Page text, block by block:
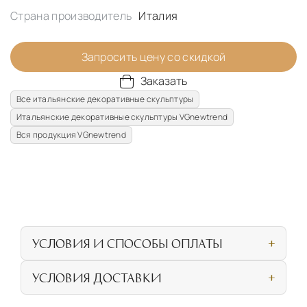
Страна производитель Италия
Запросить цену со скидкой
Заказать
Все итальянские декоративные скульптуры
Итальянские декоративные скульптуры VGnewtrend
Вся продукция VGnewtrend
УСЛОВИЯ И СПОСОБЫ ОПЛАТЫ
личном посещении нашего салона
УСЛОВИЯ ДОСТАВКИ